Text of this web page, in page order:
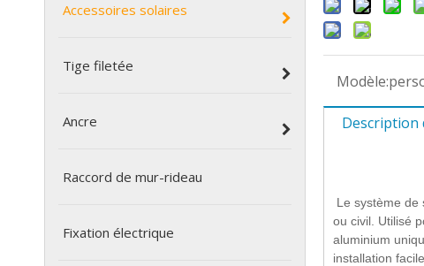
Accessoires solaires
Tige filetée
Ancre
Raccord de mur-rideau
Fixation électrique
Modèle:
Le système de
ou civil. Utilisé
aluminium
installation